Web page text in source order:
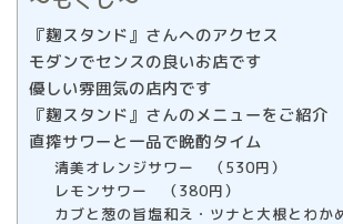
『麹スタンド』さんへのアクセス
モダンでセンスの良いお店です
優しい雰囲気の店内です
『麹スタンド』さんのメニューをご紹介
直搾サワーと一品で晩酌タイム
清美オレンジサワー （530円）
レモンサワー （380円）
カブと葱の旨塩和え・ツナと大根とわ